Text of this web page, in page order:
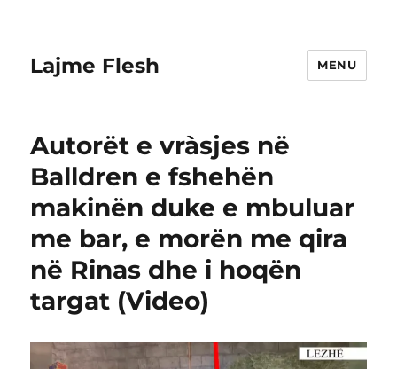
Lajme Flesh MENU
Autorët e vràsjes në
Balldren e fshehën
makinën duke e mbuluar
me bar, e morën me qira
në Rinas dhe i hoqën
targat (Video)